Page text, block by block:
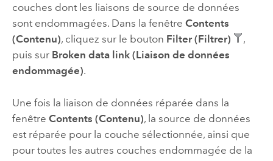
couches dont les liaisons de source de données
sont endommagées. Dans la fenêtre Contents
(Contenu), cliquez sur le bouton Filter (Filtrer)
,
puis sur Broken data link (Liaison de données
endommagée).
Une fois la liaison de données réparée dans la
fenêtre Contents (Contenu), la source de données
est réparée pour la couche sélectionnée, ainsi que
pour toutes les autres couches endommagée de la